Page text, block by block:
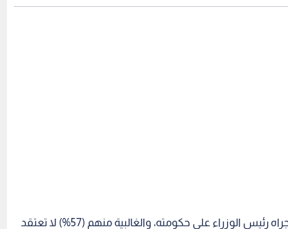
• غالبية الأردنيين (61%) غير راضين عن التعديل الذي أجراه رئيس الوزراء على حكومته، والغالبية منهم (57%) لا تعتقد